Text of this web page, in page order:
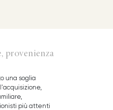
provenienza
una soglia
più attenti